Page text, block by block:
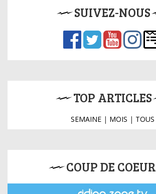
SUIVEZ-NOUS
TOP ARTICLES
SEMAINE| MOIS | TOUS
COUP DE COEUR